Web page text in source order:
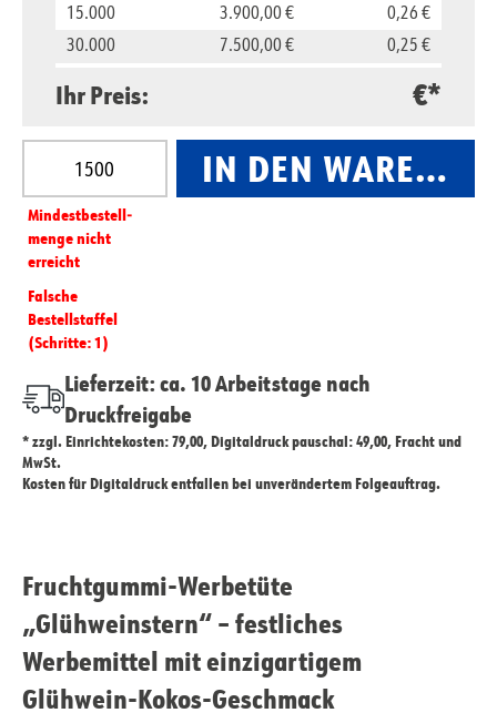
15.000
3.900,00 €
0,26 €
30.000
7.500,00 €
0,25 €
Ihr Preis: €*
Produkt Anzahl: Gib den gewünschten Wert ein
Mindest­­bestell­­
menge nicht
erreicht
Falsche
Bestellstaffel
(Schritte: 1)
IN DEN
Lieferzeit: ca. 10 Arbeitstage nach
Druckfreigabe
* zzgl. Einrichtekosten: 79,00, Digitaldruck pauschal: 49,00, Fracht und
MwSt.
Kosten für Digitaldruck entfallen bei unverändertem Folgeauftrag.
Fruchtgummi-Werbetüte
„Glühweinstern“ – festliches
Werbemittel mit einzigartigem
Glühwein-Kokos-Geschmack